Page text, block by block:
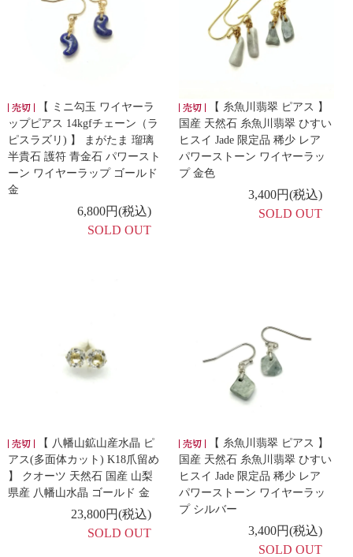
【 ミニ勾玉 ワイヤーラ
ップピアス 14kgfチェーン（ラ
ピスラズリ) 】 まがたま 瑠璃
半貴石 護符 青金石 パワースト
ーン ワイヤーラップ ゴールド
金
6,800円(税込)
SOLD OUT
【 糸魚川翡翠 ピアス 】
国産 天然石 糸魚川翡翠 ひすい
ヒスイ Jade 限定品 稀少 レア
パワーストーン ワイヤーラッ
プ 金色
3,400円(税込)
SOLD OUT
【 八幡山鉱山産水晶 ピ
アス(多面体カット) K18爪留め
】 クオーツ 天然石 国産 山梨
県産 八幡山水晶 ゴールド 金
23,800円(税込)
SOLD OUT
【 糸魚川翡翠 ピアス 】
国産 天然石 糸魚川翡翠 ひすい
ヒスイ Jade 限定品 稀少 レア
パワーストーン ワイヤーラッ
プ シルバー
3,400円(税込)
SOLD OUT